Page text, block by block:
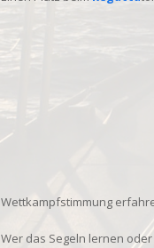
Wettkampfstimmung
Wer das Segeln lernen